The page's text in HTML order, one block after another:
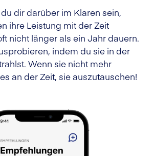
dir darüber im Klaren sein,
ihre Leistung mit der Zeit
nicht länger als ein Jahr dauern.
indem du sie in der
Wenn sie nicht mehr
an der Zeit, sie auszutauschen!